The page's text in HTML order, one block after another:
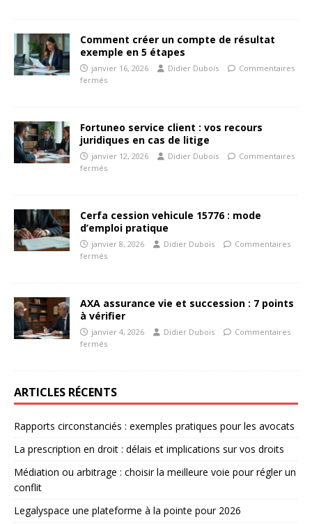
Comment créer un compte de résultat
exemple en 5 étapes
janvier 16, 2026 Didier Dubois
Commentaires
fermés
Fortuneo service client : vos recours
juridiques en cas de litige
janvier 12, 2026 Didier Dubois
Commentaires
fermés
Cerfa cession vehicule 15776 : mode
d’emploi pratique
janvier 8, 2026 Didier Dubois
Commentaires
fermés
AXA assurance vie et succession : 7 points
à vérifier
janvier 4, 2026 Didier Dubois
Commentaires
fermés
ARTICLES RÉCENTS
Rapports circonstanciés : exemples pratiques pour les avocats
La prescription en droit : délais et implications sur vos droits
Médiation ou arbitrage : choisir la meilleure voie pour régler un
conflit
Legalyspace une plateforme à la pointe pour 2026